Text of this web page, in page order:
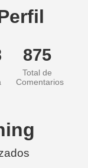
875
Total de
Comentarios